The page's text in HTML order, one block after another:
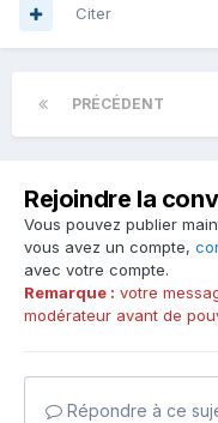
Citer
PRÉCÉDENT
Rejoindre la
Vous pouvez publier
vous avez un compte,
avec votre compte.
Remarque : votre
modérateur avant de
Répondre à ce